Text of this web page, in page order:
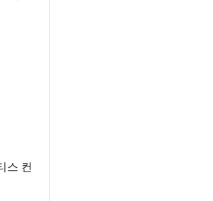
스 컨